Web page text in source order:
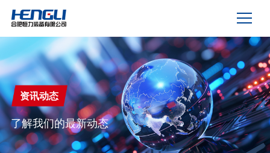
资讯动态
了解我们的最新动态